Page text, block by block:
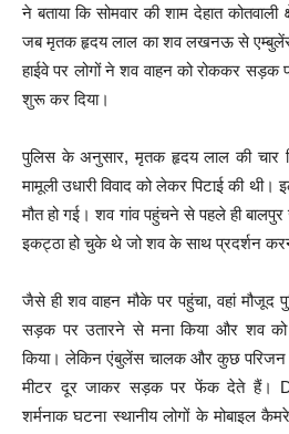
ने बताया कि सोमवार की शाम देहात
जब मृतक हृदय लाल का शव लखनऊ से एम्बुलेंस
हाईवे पर लोगों ने शव वाहन को रोककर सड़क
शुरू कर दिया।
पुलिस के अनुसार, मृतक हृदय लाल की चार
मामूली उधारी विवाद को लेकर पिटाई की
मौत हो गई। शव गांव पहुंचने से पहले ही
इकट्ठा हो चुके थे जो शव के साथ प्रदर्शन
जैसे ही शव वाहन मौके पर पहुंचा, वहां मौजूद
सड़क पर उतारने से मना किया और शव को
किया। लेकिन एंबुलेंस चालक और कुछ परिजन
मीटर दूर जाकर सड़क पर फेंक देते हैं।
शर्मनाक घटना स्थानीय लोगों के मोबाइल